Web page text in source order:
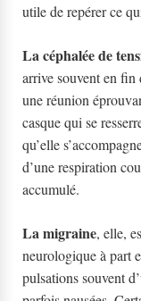
utile de repérer ce
La céphalée de
arrive souvent en fin
une réunion
casque qui se
qu’elle
d’une respiration
accumulé.
La migraine, elle,
neurologique à part
pulsations souvent